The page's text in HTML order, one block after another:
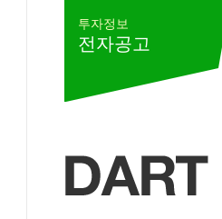
투자정보
전자공고